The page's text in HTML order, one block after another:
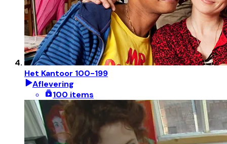
Het Kantoor 100-199
Aflevering
100 items